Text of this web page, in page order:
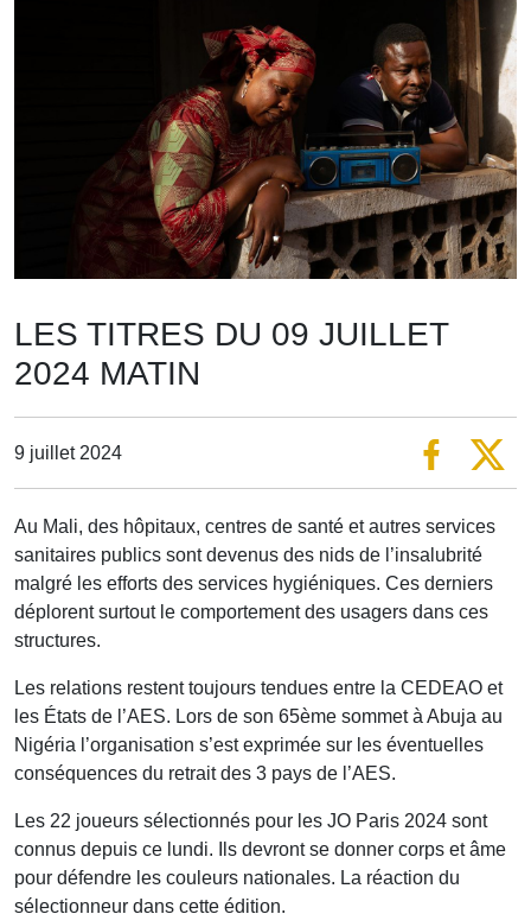
LES TITRES DU 09 JUILLET
2024 MATIN
9 juillet 2024
Au Mali, des hôpitaux, centres de santé et autres services
sanitaires publics sont devenus des nids de l’insalubrité
malgré les efforts des services hygiéniques. Ces derniers
déplorent surtout le comportement des usagers dans ces
structures.
Les relations restent toujours tendues entre la CEDEAO et
les États de l’AES. Lors de son 65ème sommet à Abuja au
Nigéria l’organisation s’est exprimée sur les éventuelles
conséquences du retrait des 3 pays de l’AES.
Les 22 joueurs sélectionnés pour les JO Paris 2024 sont
connus depuis ce lundi. Ils devront se donner corps et âme
pour défendre les couleurs nationales. La réaction du
sélectionneur dans cette édition.